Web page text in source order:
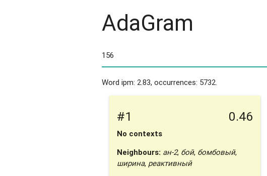
AdaGram
Word ipm: 2.83, occurrences: 5732.
#1 0.46
No contexts
Neighbours: ан-2, бой, бомбовый,
ширина, реактивный